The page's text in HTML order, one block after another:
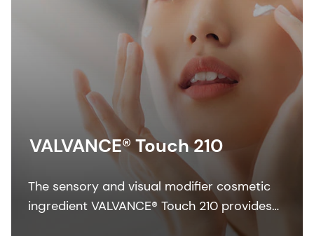
VALVANCE® Touch 210
The sensory and visual modifier cosmetic
ingredient VALVANCE® Touch 210 provides
anti-shine, silky touch and a lightweight feel